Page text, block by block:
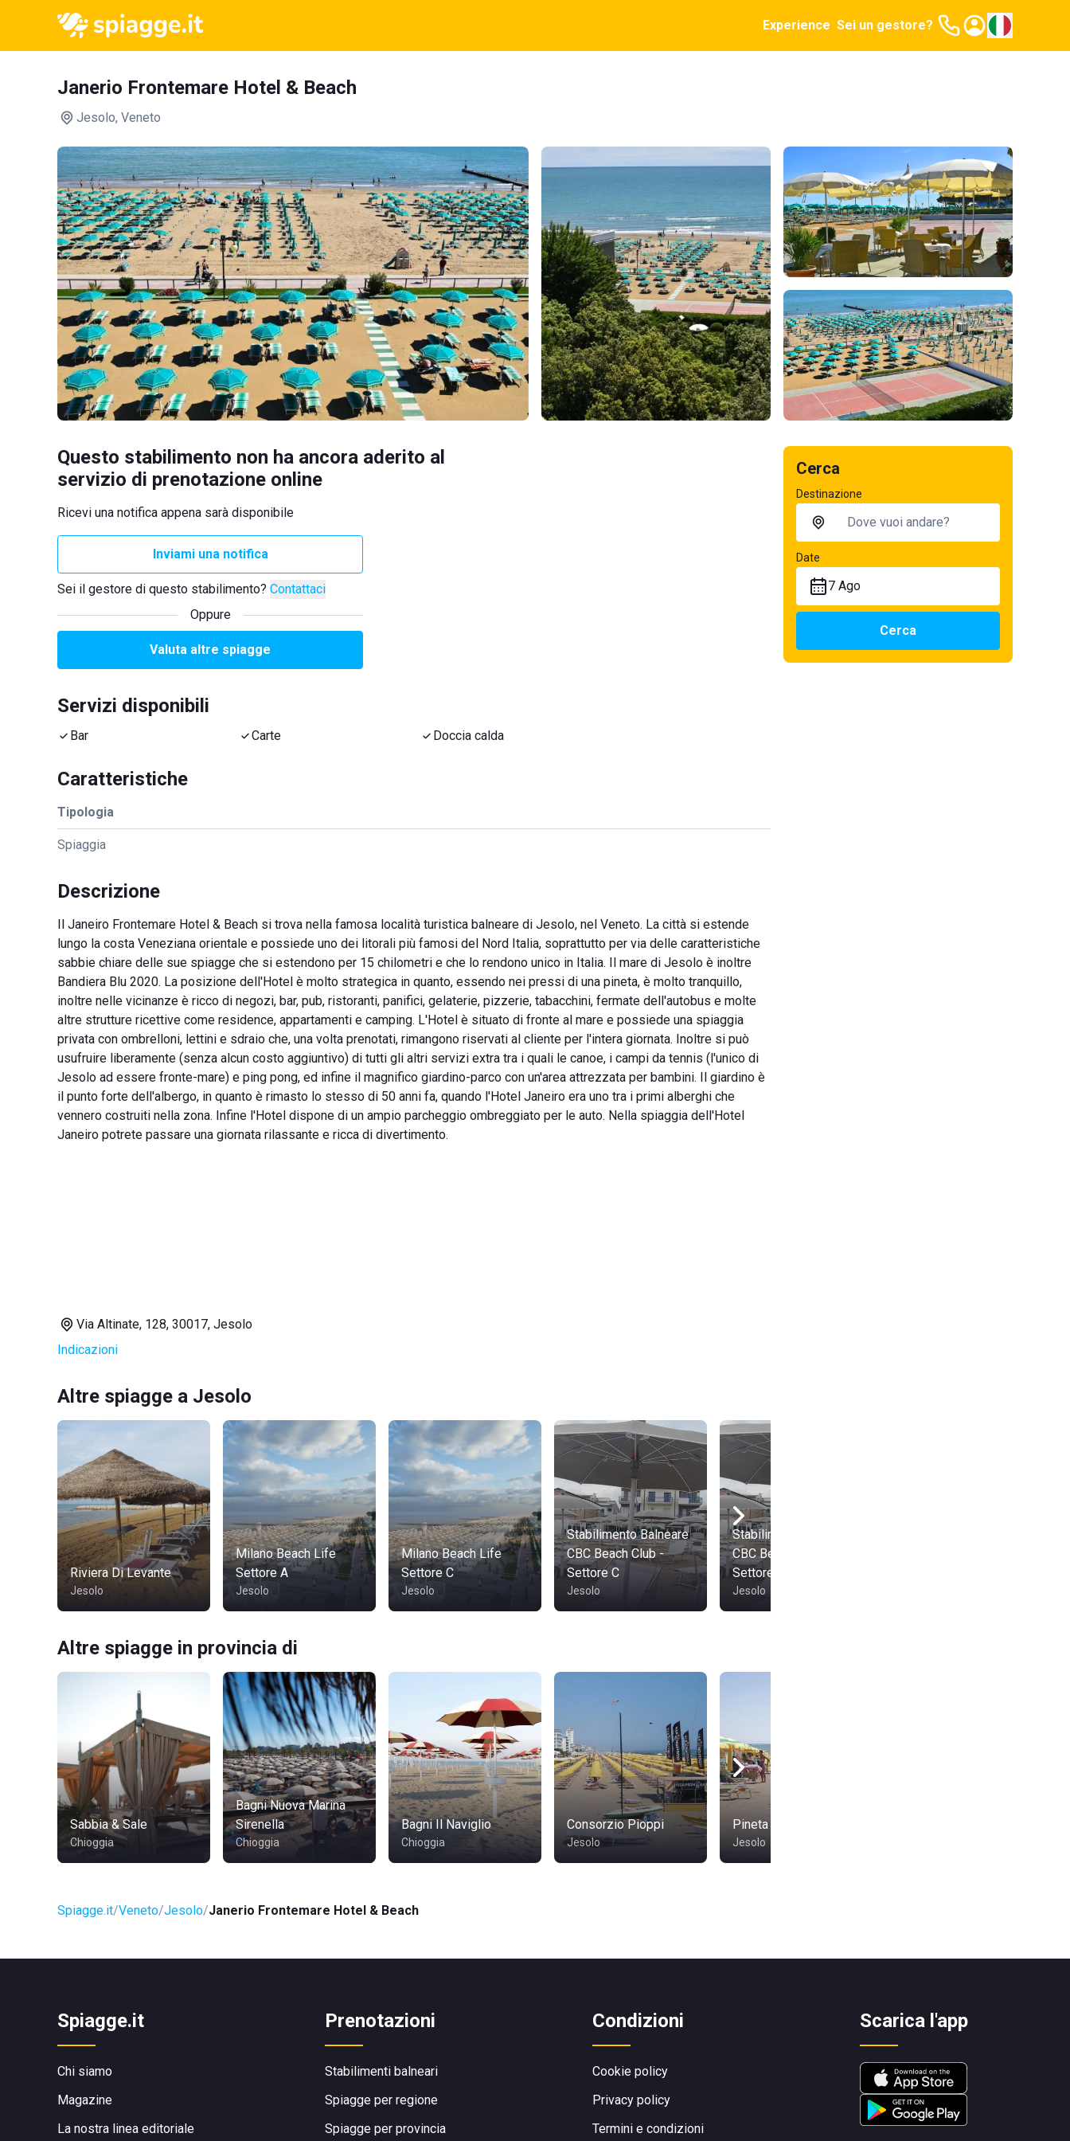
Experience Sei un gestore?
Janerio Frontemare Hotel & Beach
Jesolo, Veneto
Questo stabilimento non ha ancora aderito al
servizio di prenotazione online
Ricevi una notifica appena sarà disponibile
Inviami una notifica
Sei il gestore di questo stabilimento? Contattaci
Oppure
Valuta altre spiagge
Servizi disponibili
Bar Carte Doccia calda
Caratteristiche
Tipologia
Spiaggia
Descrizione
Il Janeiro Frontemare Hotel & Beach si trova nella famosa località turistica balneare di Jesolo, nel Veneto. La città si estende
lungo la costa Veneziana orientale e possiede uno dei litorali più famosi del Nord Italia, soprattutto per via delle caratteristiche
sabbie chiare delle sue spiagge che si estendono per 15 chilometri e che lo rendono unico in Italia. Il mare di Jesolo è inoltre
Bandiera Blu 2020. La posizione dell'Hotel è molto strategica in quanto, essendo nei pressi di una pineta, è molto tranquillo,
inoltre nelle vicinanze è ricco di negozi, bar, pub, ristoranti, panifici, gelaterie, pizzerie, tabacchini, fermate dell'autobus e molte
altre strutture ricettive come residence, appartamenti e camping. L'Hotel è situato di fronte al mare e possiede una spiaggia
privata con ombrelloni, lettini e sdraio che, una volta prenotati, rimangono riservati al cliente per l'intera giornata. Inoltre si può
usufruire liberamente (senza alcun costo aggiuntivo) di tutti gli altri servizi extra tra i quali le canoe, i campi da tennis (l'unico di
Jesolo ad essere fronte-mare) e ping pong, ed infine il magnifico giardino-parco con un'area attrezzata per bambini. Il giardino è
il punto forte dell'albergo, in quanto è rimasto lo stesso di 50 anni fa, quando l'Hotel Janeiro era uno tra i primi alberghi che
vennero costruiti nella zona. Infine l'Hotel dispone di un ampio parcheggio ombreggiato per le auto. Nella spiaggia dell'Hotel
Janeiro potrete passare una giornata rilassante e ricca di divertimento.
Via Altinate, 128, 30017, Jesolo
Indicazioni
Altre spiagge a Jesolo
Riviera Di Levante
Jesolo
Milano Beach Life
Settore A
Jesolo
Milano Beach Life
Settore C
Jesolo
Stabilimento Balneare
CBC Beach Club -
Settore C
Jesolo
Stabilimento Balneare
CBC Beach Club -
Settore B
Jesolo
Altre spiagge in provincia di
Sabbia & Sale
Chioggia
Bagni Nuova Marina
Sirenella
Chioggia
Bagni Il Naviglio
Chioggia
Consorzio Pioppi
Jesolo
Pineta Beach
Jesolo
Spiagge.it Veneto Jesolo Janerio Frontemare Hotel & Beach
Cerca
Destinazione
Date
7 Ago
Cerca
Spiagge.it
Chi siamo
Magazine
La nostra linea editoriale
Prenotazioni
Stabilimenti balneari
Spiagge per regione
Spiagge per provincia
Condizioni
Cookie policy
Privacy policy
Termini e condizioni
Scarica l'app